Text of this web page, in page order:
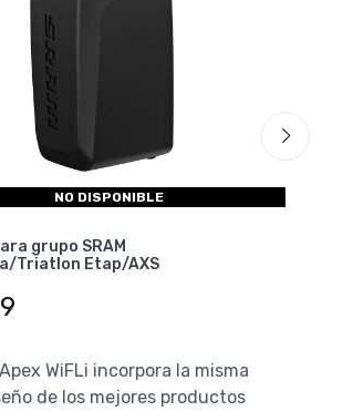
NO DISPONIBLE
para grupo SRAM
Ruta/Triatlon Etap/AXS
WiFLi incorpora la misma
de los mejores productos